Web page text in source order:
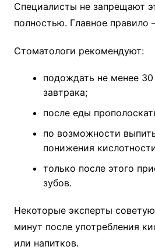
Специалисты не запрещают
полностью. Главное правило
Стоматологи рекомендуют:
подождать не менее
завтрака;
после еды
по возможности
понижения
только после этого
зубов.
Некоторые эксперты
минут после употребления
или напитков.